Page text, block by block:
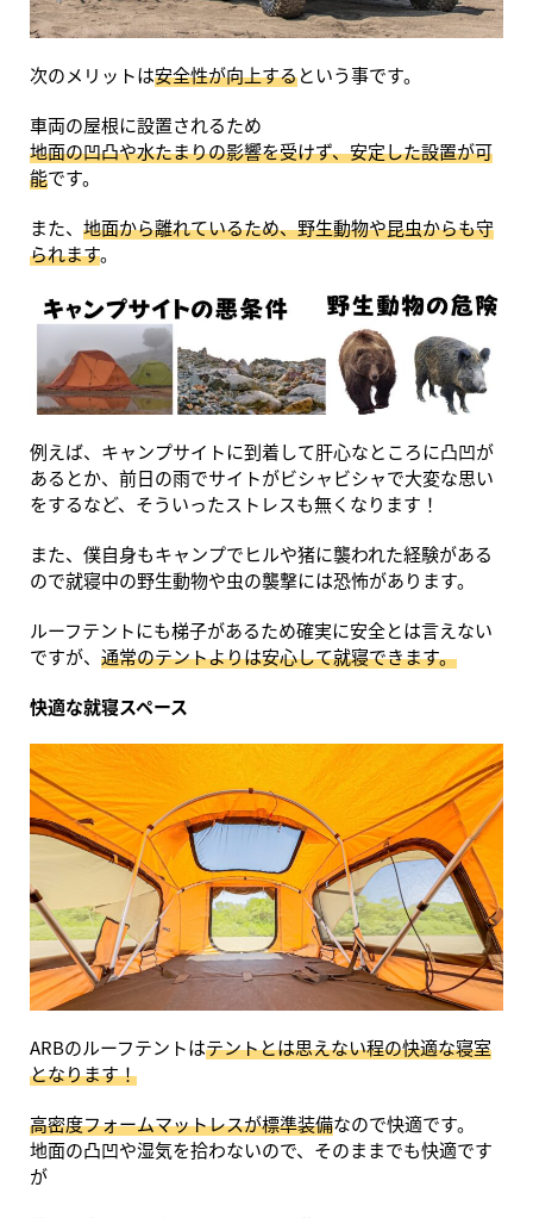
次のメリットは安全性が向上するという事です。
車両の屋根に設置されるため
地面の凹凸や水たまりの影響を受けず、安定した設置が可
能です。
また、 地面から離れているため、野生動物や昆虫からも守
られます。
例えば、キャンプサイトに到着して肝心なところに凸凹が
あるとか、前日の雨でサイトがビシャビシャで大変な思い
をするなど、そういったストレスも無くなります！
また、僕自身もキャンプでヒルや猪に襲われた経験がある
ので就寝中の野生動物や虫の襲撃には恐怖があります。
ルーフテントにも梯子があるため確実に安全とは言えない
ですが、 通常のテントよりは安心して就寝できます。
快適な就寝スペース
ARBのルーフテントはテントとは思えない程の快適な寝室
となります！
高密度フォームマットレスが標準装備なので快適です。
地面の凸凹や湿気を拾わないので、そのままでも快適です
が